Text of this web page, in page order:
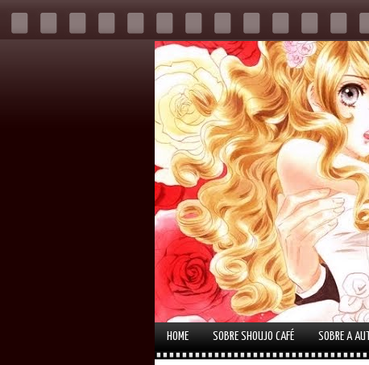
HOME SOBRE SHOUJO CAFÉ SOBRE A